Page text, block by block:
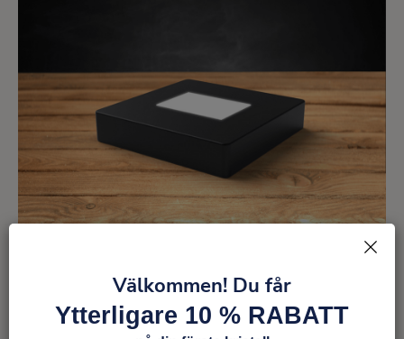
Premiumljusbas medium
Från 540 kr
Välkommen! Du får
Ytterligare 10 % RABATT